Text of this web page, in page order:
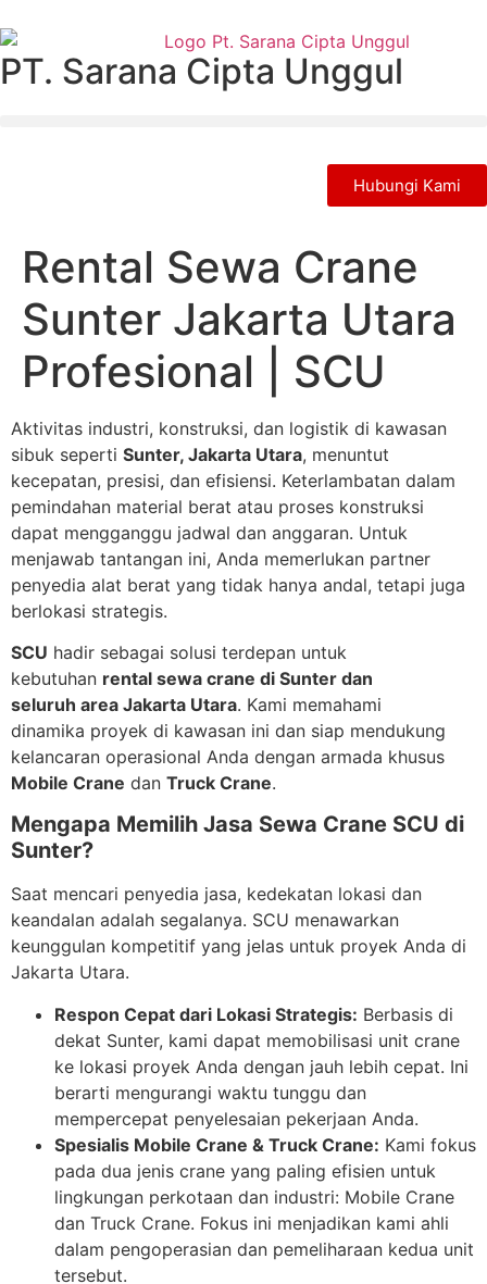
PT. Sarana Cipta Unggul
Hubungi Kami
Rental Sewa Crane
Sunter Jakarta Utara
Profesional | SCU
Aktivitas industri, konstruksi, dan logistik di kawasan
sibuk seperti Sunter, Jakarta Utara, menuntut
kecepatan, presisi, dan efisiensi. Keterlambatan dalam
pemindahan material berat atau proses konstruksi
dapat mengganggu jadwal dan anggaran. Untuk
menjawab tantangan ini, Anda memerlukan partner
penyedia alat berat yang tidak hanya andal, tetapi juga
berlokasi strategis.
SCU hadir sebagai solusi terdepan untuk
kebutuhan rental sewa crane di Sunter dan
seluruh area Jakarta Utara. Kami memahami
dinamika proyek di kawasan ini dan siap mendukung
kelancaran operasional Anda dengan armada khusus
Mobile Crane dan Truck Crane.
Mengapa Memilih Jasa Sewa Crane SCU di
Sunter?
Saat mencari penyedia jasa, kedekatan lokasi dan
keandalan adalah segalanya. SCU menawarkan
keunggulan kompetitif yang jelas untuk proyek Anda di
Jakarta Utara.
Respon Cepat dari Lokasi Strategis: Berbasis di
dekat Sunter, kami dapat memobilisasi unit crane
ke lokasi proyek Anda dengan jauh lebih cepat. Ini
berarti mengurangi waktu tunggu dan
mempercepat penyelesaian pekerjaan Anda.
Spesialis Mobile Crane & Truck Crane: Kami fokus
pada dua jenis crane yang paling efisien untuk
lingkungan perkotaan dan industri: Mobile Crane
dan Truck Crane. Fokus ini menjadikan kami ahli
dalam pengoperasian dan pemeliharaan kedua unit
tersebut.